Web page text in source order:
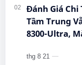
Đánh Giá Chi
Tầm Trung
8300-Ultra,